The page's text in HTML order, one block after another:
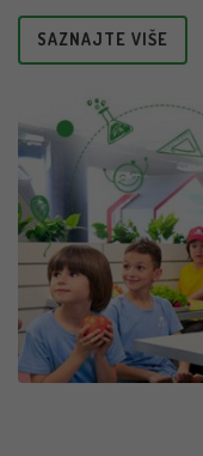
SAZNAJTE VIŠE